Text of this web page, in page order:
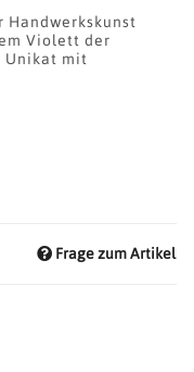
Violett der
Unikat mit
Frage zum Artikel